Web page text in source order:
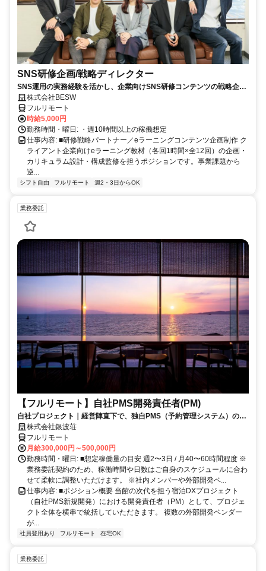
SNS研修企画/戦略ディレクター
SNS運用の実務経験を活かし、企業向けSNS研修コンテンツの戦略企
画・カリキュラム設計・監修を担う上流ポジションです。
株式会社BESW
フルリモート
時給5,000円
勤務時間・曜日: ・週10時間以上の稼働想定
仕事内容: ■研修戦略パートナー／eラーニングコンテンツ企画制作 ク
ライアント企業向けeラーニング教材（各回1時間×全12回）の企画・
カリキュラム設計・構成監修を担うポジションです。事業課題から
逆...
シフト自由 フルリモート 週2・3日からOK
業務委託
【フルリモート】自社PMS開発責任者(PM)
自社プロジェクト｜経営陣直下で、独自PMS（予約管理システム）の新
規開発を統括
株式会社銀波荘
フルリモート
月給300,000円～500,000円
勤務時間・曜日: ■想定稼働量の目安 週2〜3日 / 月40〜60時間程度 ※
業務委託契約のため、稼働時間や日数はご自身のスケジュールに合わ
せて柔軟に調整いただけます。 ※社内メンバーや外部開発ベ...
仕事内容: ■ポジション概要 当館の次代を担う宿泊DXプロジェクト
（自社PMS新規開発）における開発責任者（PM）として、プロジェ
クト全体を横串で統括していただきます。 複数の外部開発ベンダー
が...
社員登用あり フルリモート 在宅OK
業務委託